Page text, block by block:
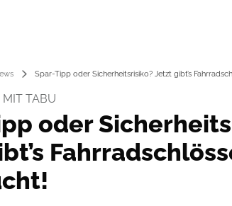
Spar-Tipp oder Sicherheitsrisiko? Jetzt gibt’s
MIT TABU
oder